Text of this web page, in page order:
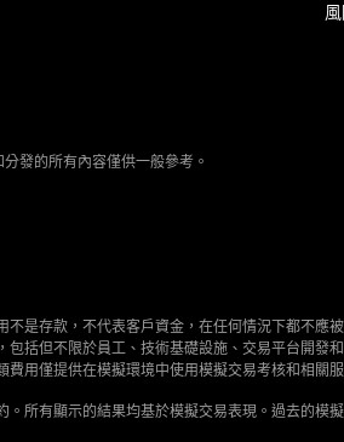
發的所有內容僅供一般參考。
是存款，不代表客戶資金，在任何情況下都不
括但不限於員工、技術基礎設施、交易平台開
用僅提供在模擬環境中使用模擬交易考核和相關服
所有顯示的結果均基於模擬交易表現。過去的模